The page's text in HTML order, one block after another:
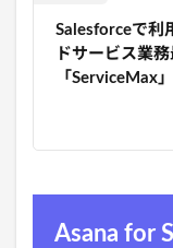
Salesforceで利
ドサービス業
「ServiceMax
Asana for